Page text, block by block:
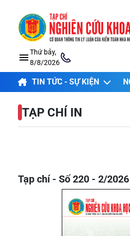
Thứ bảy,
8/8/2026
TIN TỨC - SỰ KIỆN
TẠP CHÍ IN
Tạp chí - Số 220 - 2/2026